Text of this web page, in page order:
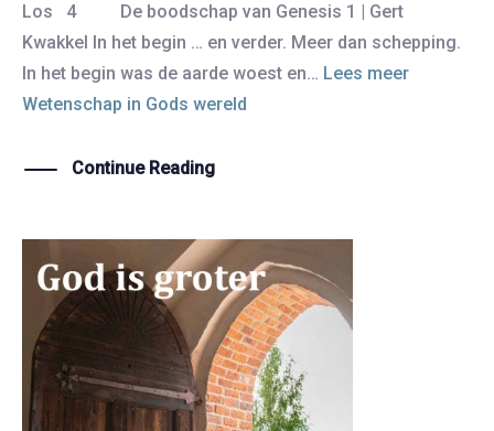
Los 4 De boodschap van Genesis 1 | Gert
Kwakkel In het begin … en verder. Meer dan schepping.
In het begin was de aarde woest en… Lees meer
Wetenschap in Gods wereld
Continue Reading